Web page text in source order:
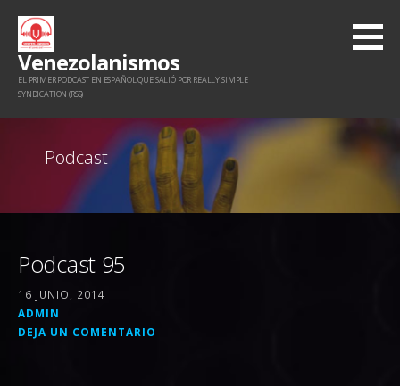
Saltar
contenido
Venezolanismos
EL PRIMER PODCAST EN ESPAÑOL QUE SALIÓ POR REALLY SIMPLE
SYNDICATION (RSS)
Podcast
Podcast 95
16 JUNIO, 2014
ADMIN
DEJA UN COMENTARIO